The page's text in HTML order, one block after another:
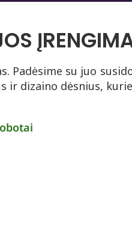
Padėsime su juo
dizaino dėsnius,